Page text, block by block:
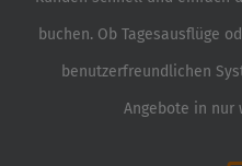
buchen. Ob Tagesausflüge
benutzerfreundlichen
Angebote in nur